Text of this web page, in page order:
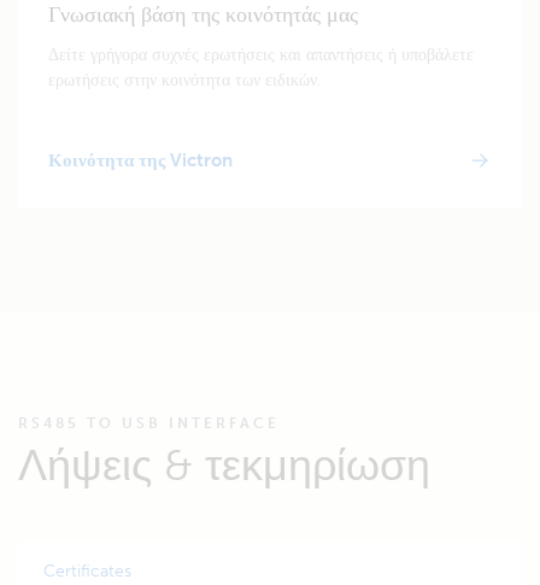
Γνωσιακή βάση της κοινότητάς μας
Δείτε γρήγορα συχνές ερωτήσεις και απαντήσεις ή υποβάλετε
ερωτήσεις στην κοινότητα των ειδικών.
Κοινότητα της Victron
RS485 TO USB INTERFACE
Λήψεις & τεκμηρίωση
Certificates